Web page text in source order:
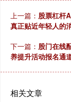
上一篇： 股票杠杆
真正贴近年轻人的
下一篇： 股门在线
养提升活动报名通
相关文章